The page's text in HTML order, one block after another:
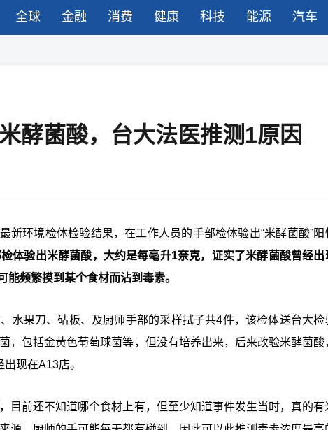
全球 金融 消费 健康 科技 能源 汽车
酵菌酸，台大法医推测1原因
新环境检体检验结果，在工作人员的手部检体验出“米酵菌酸”阳
体验出米酵菌酸，大约是每毫升1奈克，证实了米酵菌酸曾经出
频繁摸到某个食材而沾到毒素。
水果刀、砧板、及厨师手部的采样拭子共4件，该检体送台大检
包括金黄色葡萄球菌等，但没有培养出来，后来改验米酵菌酸
现在A13店。
目前还不知道哪个食材上有，但至少知道事件发生当时，真的有